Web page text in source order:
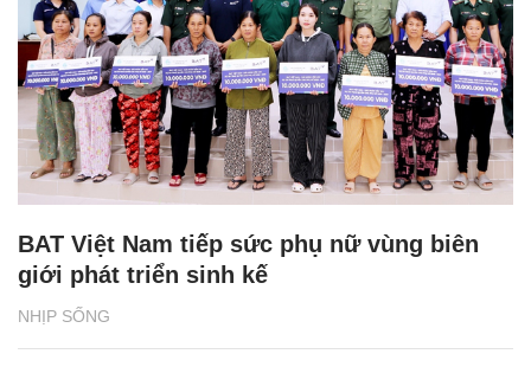
NHỊP SỐNG
BAT Việt Nam tiếp sức phụ nữ vùng biên
giới phát triển sinh kế